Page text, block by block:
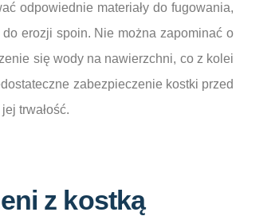
odpowiednie materiały do fugowania,
erozji spoin. Nie można zapominać o
się wody na nawierzchni, co z kolei
zabezpieczenie kostki przed
trwałość.
z kostką